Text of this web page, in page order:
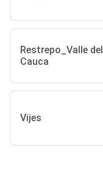
Restrepo_Valle del
Cauca
Vijes